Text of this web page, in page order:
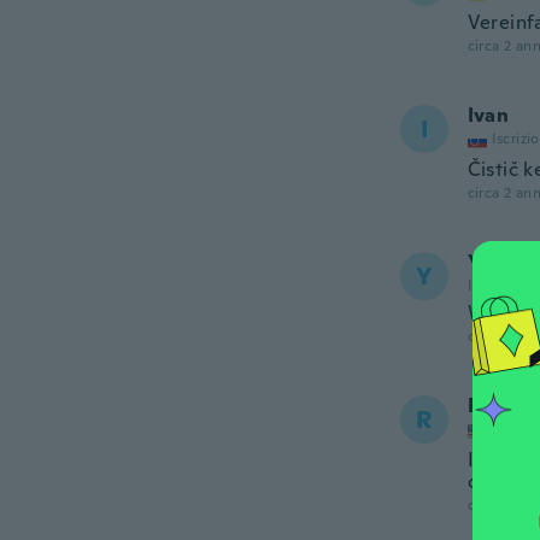
circa 2
I Ivan
Čistič
circa 2
Y Yvette
Iscrizione
Works
circa 2
R Roberta
It’s
cleaner.
circa 2